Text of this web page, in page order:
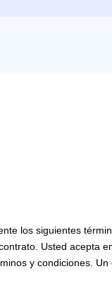
los siguientes
Usted acepta
y condiciones.